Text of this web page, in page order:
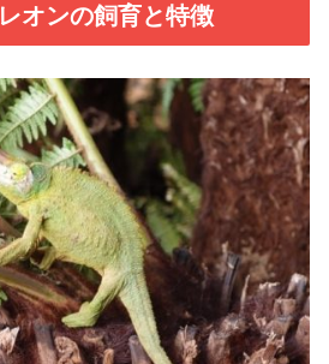
オンの飼育と特徴